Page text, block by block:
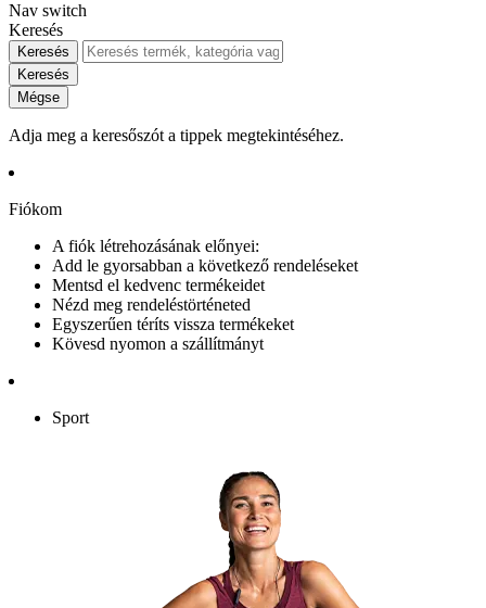
Nav switch
Keresés
Keresés
Keresés
Mégse
Adja meg a keresőszót a tippek megtekintéséhez.
Fiókom
A fiók létrehozásának előnyei:
Add le gyorsabban a következő rendeléseket
Mentsd el kedvenc termékeidet
Nézd meg rendeléstörténeted
Egyszerűen téríts vissza termékeket
Kövesd nyomon a szállítmányt
Sport